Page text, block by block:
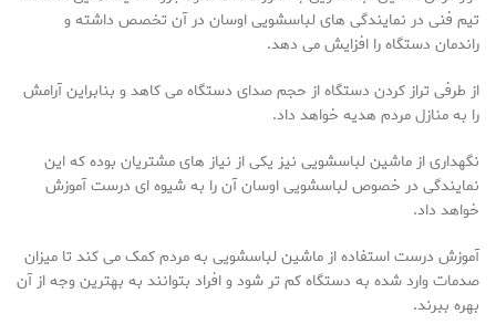
تیم فنی در نمایندگی های لباسشویی اوسان در آن تخصص داشته و
راندمان دستگاه را افزایش می دهد.
از طرفی تراز کردن دستگاه از حجم صدای دستگاه می کاهد و بنابراین آرامش
را به منازل مردم هدیه خواهد داد.
نگهداری از ماشین لباسشویی نیز یکی از نیاز های مشتریان بوده که این
نمایندگی در خصوص لباسشویی اوسان آن را به شیوه ای درست آموزش
خواهد داد.
آموزش درست استفاده از ماشین لباسشویی به مردم کمک می کند تا میزان
صدمات وارد شده به دستگاه کم تر شود و افراد بتوانند به بهترین وجه از آن
بهره ببرند.